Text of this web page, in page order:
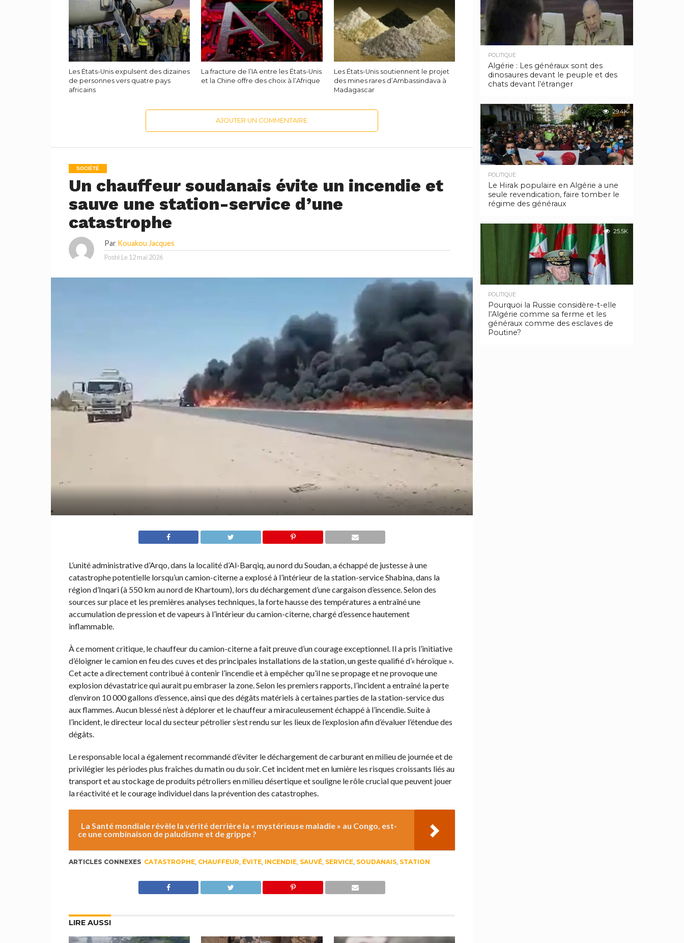
Les États-Unis expulsent des dizaines
de personnes vers quatre pays
africains
La fracture de l’IA entre les États-Unis
et la Chine offre des choix à l’Afrique
Les États-Unis soutiennent le projet
des mines rares d’Ambassindava à
Madagascar
AJOUTER UN COMMENTAIRE
SOCIÉTÉ
Un chauffeur soudanais évite un incendie et
sauve une station-service d’une
catastrophe
Par Kouakou Jacques
Posté Le 12 mai 2026
L’unité administrative d’Arqo, dans la localité d’Al-Barqiq, au nord du Soudan, a échappé de justesse à une
catastrophe potentielle lorsqu’un camion-citerne a explosé à l’intérieur de la station-service Shabina, dans la
région d’Inqari (à 550 km au nord de Khartoum), lors du déchargement d’une cargaison d’essence. Selon des
sources sur place et les premières analyses techniques, la forte hausse des températures a entraîné une
accumulation de pression et de vapeurs à l’intérieur du camion-citerne, chargé d’essence hautement
inflammable.
À ce moment critique, le chauffeur du camion-citerne a fait preuve d’un courage exceptionnel. Il a pris l’initiative
d’éloigner le camion en feu des cuves et des principales installations de la station, un geste qualifié d’« héroïque ».
Cet acte a directement contribué à contenir l’incendie et à empêcher qu’il ne se propage et ne provoque une
explosion dévastatrice qui aurait pu embraser la zone. Selon les premiers rapports, l’incident a entraîné la perte
d’environ 10 000 gallons d’essence, ainsi que des dégâts matériels à certaines parties de la station-service dus
aux flammes. Aucun blessé n’est à déplorer et le chauffeur a miraculeusement échappé à l’incendie. Suite à
l’incident, le directeur local du secteur pétrolier s’est rendu sur les lieux de l’explosion afin d’évaluer l’étendue des
dégâts.
Le responsable local a également recommandé d’éviter le déchargement de carburant en milieu de journée et de
privilégier les périodes plus fraîches du matin ou du soir. Cet incident met en lumière les risques croissants liés au
transport et au stockage de produits pétroliers en milieu désertique et souligne le rôle crucial que peuvent jouer
la réactivité et le courage individuel dans la prévention des catastrophes.
La Santé mondiale révèle la vérité derrière la « mystérieuse maladie » au Congo, est-
ce une combinaison de paludisme et de grippe ?
ARTICLES CONNEXES CATASTROPHE, CHAUFFEUR ÉVITE, INCENDIE, SAUVÉ, SERVICE, SOUDANAIS, STATION
LIRE AUSSI
POLITIQUE
Algérie : Les généraux sont des
dinosaures devant le peuple et des
chats devant l’étranger
29.4K
POLITIQUE
Le Hirak populaire en Algérie a une
seule revendication, faire tomber le
régime des généraux
25.5K
POLITIQUE
Pourquoi la Russie considère-t-elle
l’Algérie comme sa ferme et les
généraux comme des esclaves de
Poutine?